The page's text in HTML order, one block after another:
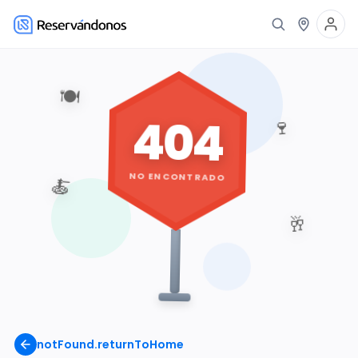
notFound.returnToHome
🍽️
🍷
🥂
🍝
404
NO ENCONTRADO